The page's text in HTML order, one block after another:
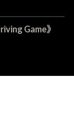
Game》